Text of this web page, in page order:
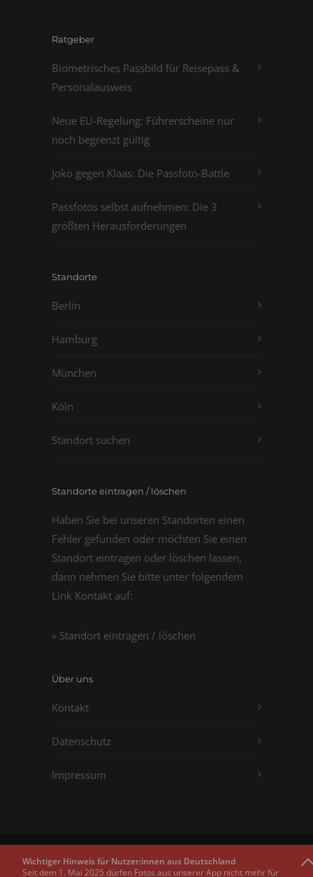
Ratgeber
Biometrisches Passbild für Reisepass &
Personalausweis
Neue EU-Regelung: Führerscheine nur
noch begrenzt gültig
Joko gegen Klaas: Die Passfoto-Battle
Passfotos selbst aufnehmen: Die 3
größten Herausforderungen
Standorte
Berlin
Hamburg
München
Köln
Standort suchen
Standorte eintragen / löschen
Haben Sie bei unseren Standorten einen
Fehler gefunden oder möchten Sie einen
Standort eintragen oder löschen lassen,
dann nehmen Sie bitte unter folgendem
Link Kontakt auf:
» Standort eintragen / löschen
Über uns
Kontakt
Datenschutz
Impressum
Copyright © 2011 - 2026
Wichtiger Hinweis für Nutzer:innen aus Deutschland
Seit dem 1. Mai 2025 dürfen Fotos aus unserer App nicht mehr für